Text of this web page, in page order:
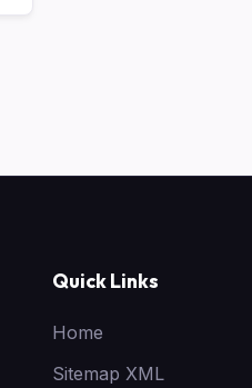
Quick Links
Home
Sitemap XML